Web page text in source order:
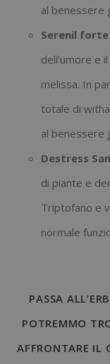
al benessere
Serenil forte
dell’umore e
melissa. In
totale di
al benessere
Destress
di piante e
Triptofano e
normale
PASSA
POTREMMO
AFFRONTARE IL